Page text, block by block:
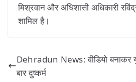
मिश्रवान और अधिशासी अधिकारी
शामिल है।
Dehradun News: वीडियो बनाकर
बार दुष्कर्म